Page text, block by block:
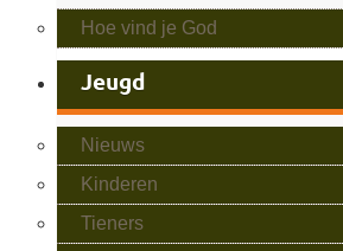
Hoe vind je God
Jeugd
Nieuws
Kinderen
Tieners